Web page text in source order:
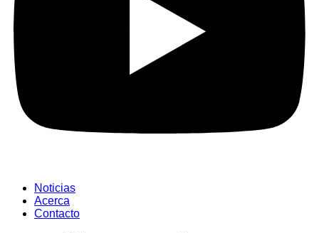
Noticias
Acerca
Contacto